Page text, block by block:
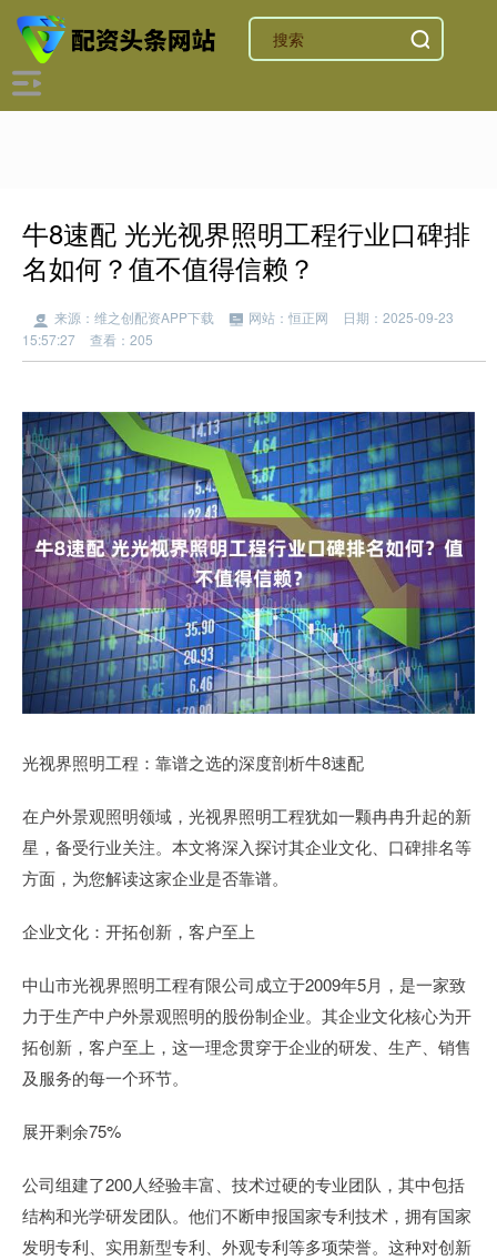
牛8速配 光光视界照明工程行业口碑排
名如何？值不值得信赖？
来源：维之创配资APP下载 网站：恒正网
日期：2025-09-23
15:57:27
查看：205
光视界照明工程：靠谱之选的深度剖析牛8速配
在户外景观照明领域，光视界照明工程犹如一颗冉冉升起的新
星，备受行业关注。本文将深入探讨其企业文化、口碑排名等
方面，为您解读这家企业是否靠谱。
企业文化：开拓创新，客户至上
中山市光视界照明工程有限公司成立于2009年5月，是一家致
力于生产中户外景观照明的股份制企业。其企业文化核心为开
拓创新，客户至上，这一理念贯穿于企业的研发、生产、销售
及服务的每一个环节。
展开剩余75%
公司组建了200人经验丰富、技术过硬的专业团队，其中包括
结构和光学研发团队。他们不断申报国家专利技术，拥有国家
发明专利、实用新型专利、外观专利等多项荣誉。这种对创新